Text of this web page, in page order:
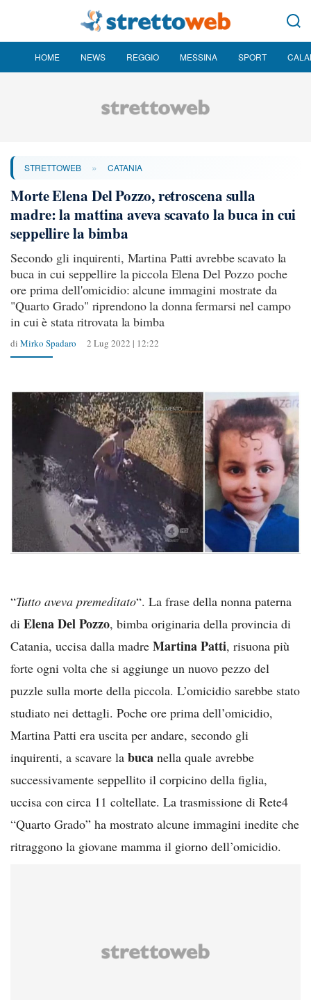
HOME NEWS REGGIO MESSINA SPORT
STRETTOWEB » CATANIA
Morte Elena Del Pozzo, retroscena sulla
madre: la mattina aveva scavato la buca in cui
seppellire la bimba
Secondo gli inquirenti, Martina Patti avrebbe scavato la
buca in cui seppellire la piccola Elena Del Pozzo poche
ore prima dell'omicidio: alcune immagini mostrate da
"Quarto Grado" riprendono la donna fermarsi nel campo
in cui è stata ritrovata la bimba
di Mirko Spadaro 2 Lug 2022 | 12:22
“Tutto aveva premeditato“. La frase della nonna paterna
di Elena Del Pozzo, bimba originaria della provincia di
Catania, uccisa dalla madre Martina Patti, risuona più
forte ogni volta che si aggiunge un nuovo pezzo del
puzzle sulla morte della piccola. L’omicidio sarebbe stato
studiato nei dettagli. Poche ore prima dell’omicidio,
Martina Patti era uscita per andare, secondo gli
inquirenti, a scavare la buca nella quale avrebbe
successivamente seppellito il corpicino della figlia,
uccisa con circa 11 coltellate. La trasmissione di Rete4
“Quarto Grado” ha mostrato alcune immagini inedite che
ritraggono la giovane mamma il giorno dell’omicidio.